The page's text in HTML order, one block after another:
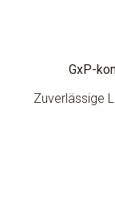
GxP-
Zuverlässige